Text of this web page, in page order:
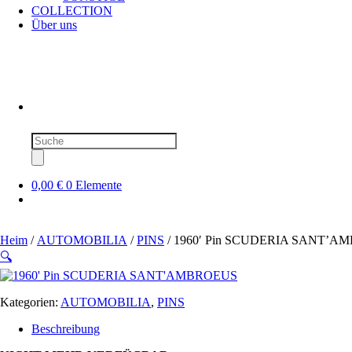
COLLECTION
Über uns
Produktsuche
0,00 € 0 Elemente
Heim / AUTOMOBILIA /PINS / 1960′ Pin SCUDERIA
🔍
Kategorien: AUTOMOBILIA, PINS
Beschreibung